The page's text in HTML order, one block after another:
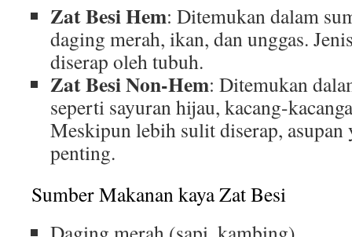
Zat Besi Hem: Ditemukan dalam
daging merah, ikan, dan unggas.
diserap oleh tubuh.
Zat Besi Non-Hem: Ditemukan
seperti sayuran hijau, kacang-
Meskipun lebih sulit diserap, asupan
penting.
Sumber Makanan kaya Zat Besi